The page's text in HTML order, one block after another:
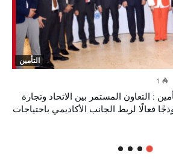
التأمين
1
: التعاون المستمر بين الاتحاد وتجارة
فعالًا لربط الجانب الأكاديمي باحتياجات